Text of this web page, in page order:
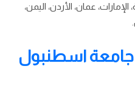
عمان، الأردن، اليمن،
جامعة اسطنبول